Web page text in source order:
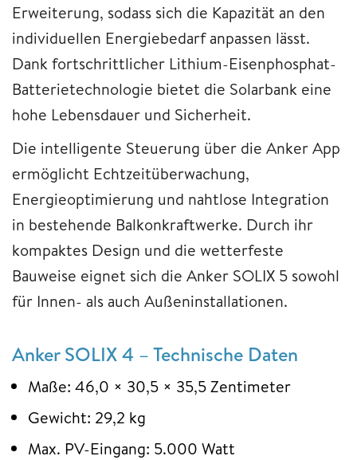
Erweiterung, sodass sich die Kapazität an den
individuellen Energiebedarf anpassen lässt.
Dank fortschrittlicher Lithium-Eisenphosphat-
Batterietechnologie bietet die Solarbank eine
hohe Lebensdauer und Sicherheit.
Die intelligente Steuerung über die Anker App
ermöglicht Echtzeitüberwachung,
Energieoptimierung und nahtlose Integration
in bestehende Balkonkraftwerke. Durch ihr
kompaktes Design und die wetterfeste
Bauweise eignet sich die Anker SOLIX 5 sowohl
für Innen- als auch Außeninstallationen.
Anker SOLIX 4 – Technische Daten
Maße: 46,0 × 30,5 × 35,5 Zentimeter
Gewicht: 29,2 kg
Max. PV-Eingang: 5.000 Watt